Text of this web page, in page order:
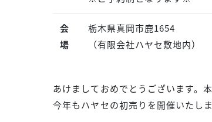
会
場
栃木県真岡市鹿1654
（有限会社ハヤセ敷地内）
あけましておめでとうございます。
今年もハヤセの初売りを開催いたしま